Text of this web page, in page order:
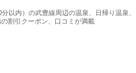
以内）の武豊線周辺の温泉、日帰り温泉、
割引クーポン、口コミが満載